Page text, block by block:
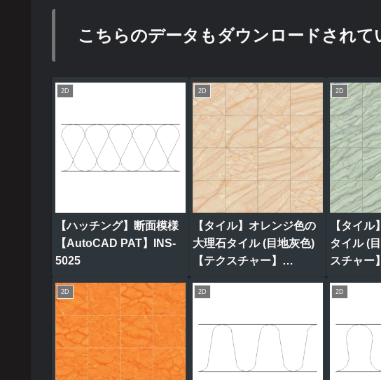
こちらのデータもダウンロードされて
2D
【ハッチング】断面模様
【AutoCAD PAT】INS-
5025
2D
【タイル】オレンジ色の
大理石タイル (目地灰色)
【テクスチャー】
2D
【タイ
タイル (
スチャー
2D 2D 2D